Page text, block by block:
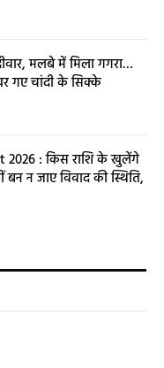
मलबे में मिला गगरा…
गए चांदी के सिक्के
2026 : किस राशि के खुलेंगे
न जाए विवाद की स्थिति,